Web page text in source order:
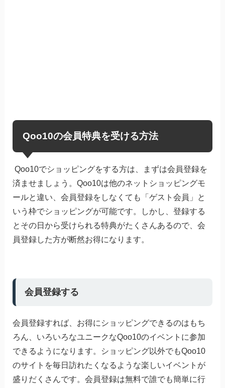
Qoo10の会員特典を受ける方法
Qoo10でショッピングをする方は、まずは会員登録を
済ませましょう。Qoo10は他のネットショッピングモ
ールと違い、会員登録をしなくても「ゲスト会員」と
いう枠でショッピングが可能です。しかし、登録する
とその日から受けられる特典がたくさんあるので、会
員登録した方が断然お得になります。
会員登録する
会員登録すれば、お得にショッピングできるのはもち
ろん、いろいろなユニークなQoo10のイベントに参加
できるようになります。ショッピング以外でもQoo10
のサイトを毎日訪れたくなるような楽しいイベントが
盛りだくさんです。会員登録は無料で誰でも簡単に行